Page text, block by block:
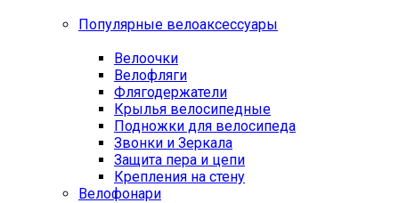
Популярные велоаксессуары
Велоочки
Велофляги
Флягодержатели
Крылья велосипедные
Подножки для велосипеда
Звонки и Зеркала
Защита пера и цепи
Крепления на стену
Велофонари